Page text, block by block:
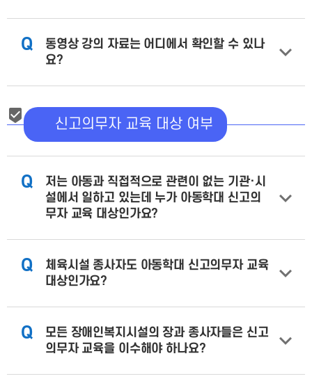
Q
동영상 강의 자료는 어디에서 확인할 수 있나
요?
신고의무자 교육 대상 여부
Q
저는 아동과 직접적으로 관련이 없는 기관·시
설에서 일하고 있는데 누가 아동학대 신고의
무자 교육 대상인가요?
Q
체육시설 종사자도 아동학대 신고의무자 교육
대상인가요?
Q
모든 장애인복지시설의 장과 종사자들은 신고
의무자 교육을 이수해야 하나요?